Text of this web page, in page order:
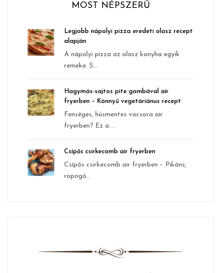
MOST NÉPSZERŰ
Legjobb nápolyi pizza eredeti olasz recept
alapján
A nápolyi pizza az olasz konyha egyik
remeke. S...
Hagymás-sajtos pite gombával air
fryerben – Könnyű vegetáriánus recept
Fenséges, húsmentes vacsora air
fryerben? Ez a ...
Csípős csirkecomb air fryerben
Csípős csirkecomb air fryerben – Pikáns,
ropogó...